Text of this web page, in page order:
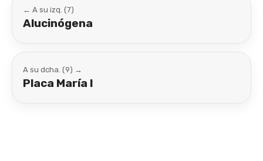
← A su izq. (7)
Alucinógena
A su dcha. (9) →
Placa María I